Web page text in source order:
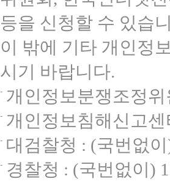
등을 신청할 수 있습
이 밖에 기타 개인정
시기 바랍니다.
개인정보분쟁조정위
개인정보침해신고센
대검찰청 : (국번없
경찰청 : (국번없이)